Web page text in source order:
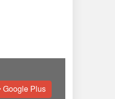
Google Plus